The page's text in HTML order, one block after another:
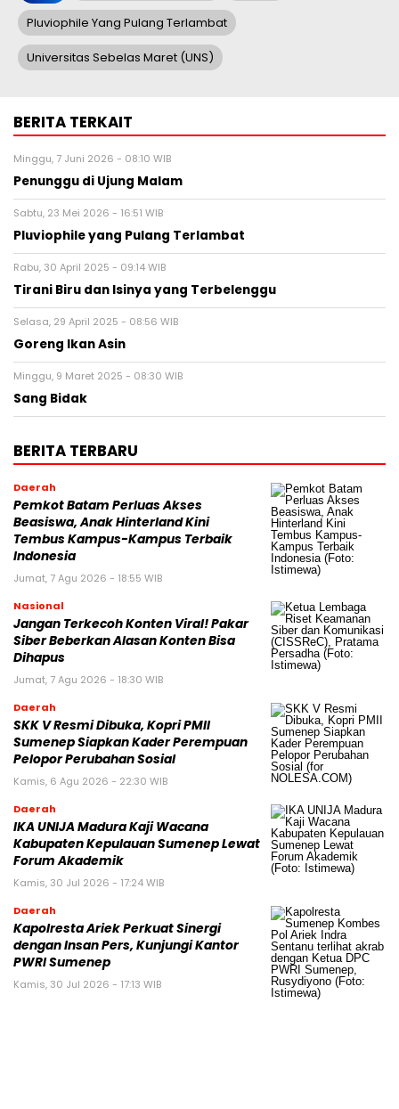
Pluviophile Yang Pulang Terlambat
Universitas Sebelas Maret (UNS)
BERITA TERKAIT
Minggu, 7 Juni 2026 - 08:10 WIB
Penunggu di Ujung Malam
Sabtu, 23 Mei 2026 - 16:51 WIB
Pluviophile yang Pulang Terlambat
Rabu, 30 April 2025 - 09:14 WIB
Tirani Biru dan Isinya yang Terbelenggu
Selasa, 29 April 2025 - 08:56 WIB
Goreng Ikan Asin
Minggu, 9 Maret 2025 - 08:30 WIB
Sang Bidak
BERITA TERBARU
Daerah
Pemkot Batam Perluas Akses
Beasiswa, Anak Hinterland Kini
Tembus Kampus-Kampus Terbaik
Indonesia
Jumat, 7 Agu 2026 - 18:55 WIB
Nasional
Jangan Terkecoh Konten Viral! Pakar
Siber Beberkan Alasan Konten Bisa
Dihapus
Jumat, 7 Agu 2026 - 18:30 WIB
Daerah
SKK V Resmi Dibuka, Kopri PMII
Sumenep Siapkan Kader Perempuan
Pelopor Perubahan Sosial
Kamis, 6 Agu 2026 - 22:30 WIB
Daerah
IKA UNIJA Madura Kaji Wacana
Kabupaten Kepulauan Sumenep Lewat
Forum Akademik
Kamis, 30 Jul 2026 - 17:24 WIB
Daerah
Kapolresta Ariek Perkuat Sinergi
dengan Insan Pers, Kunjungi Kantor
PWRI Sumenep
Kamis, 30 Jul 2026 - 17:13 WIB